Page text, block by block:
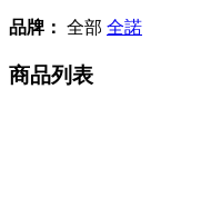
品牌： 全部 全諾
商品列表